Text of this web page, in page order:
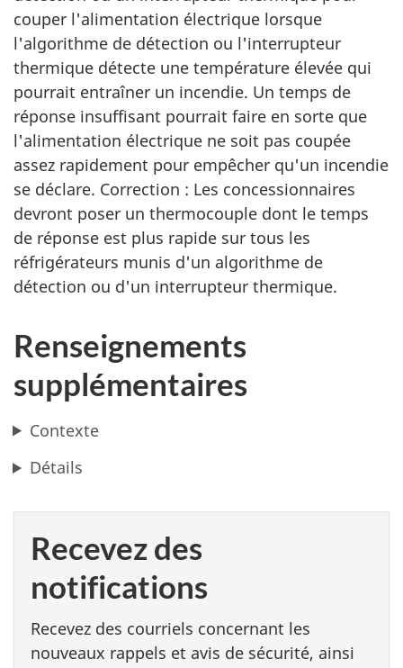
couper l'alimentation électrique lorsque
l'algorithme de détection ou l'interrupteur
thermique détecte une température élevée qui
pourrait entraîner un incendie. Un temps de
réponse insuffisant pourrait faire en sorte que
l'alimentation électrique ne soit pas coupée
assez rapidement pour empêcher qu'un incendie
se déclare. Correction : Les concessionnaires
devront poser un thermocouple dont le temps
de réponse est plus rapide sur tous les
réfrigérateurs munis d'un algorithme de
détection ou d'un interrupteur thermique.
Renseignements
supplémentaires
Contexte
Détails
Recevez des
notifications
Recevez des courriels concernant les
nouveaux rappels et avis de sécurité, ainsi